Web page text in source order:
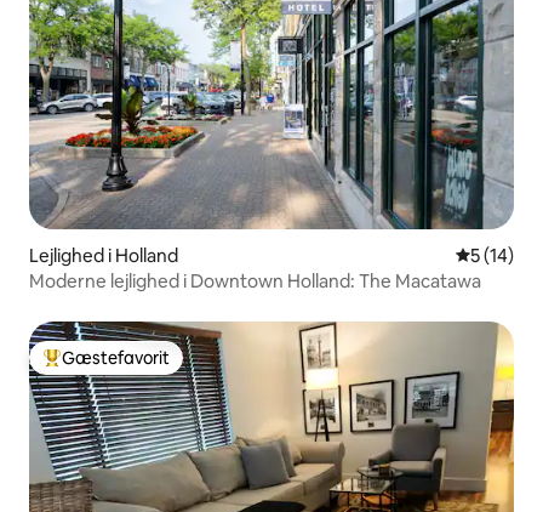
Lejlighed i Holland 5 ud af 5 i
5 (14)
Moderne lejlighed i Downtown Holland: The Macatawa
Bedste gæstefavorit
Gæstefavorit